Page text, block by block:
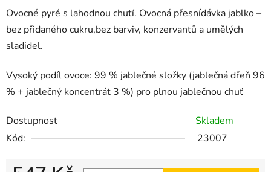
Ovocné pyré s lahodnou chutí. Ovocná přesnídávka jablko –
bez přidaného cukru,bez barviv, konzervantů a umělých
sladidel.
Vysoký podíl ovoce: 99 % jablečné složky (jablečná dřeň 96
% + jablečný koncentrát 3 %) pro plnou jablečnou chuť
Dostupnost
Skladem
Kód:
23007